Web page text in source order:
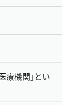
療機関｣とい